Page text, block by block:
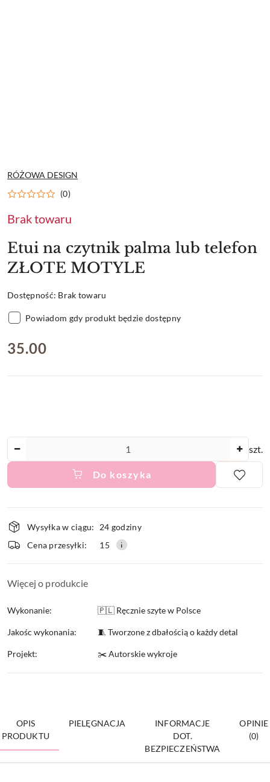
NAZWA
PRODUCENTA:
RÓŻOWA DESIGN
(0)
Brak towaru
Etui na czytnik palma lub telefon
ZŁOTE MOTYLE
Dostępność: Brak towaru
Powiadom gdy produkt będzie dostępny
cena:
35.00
szt.
Do koszyka
i
dostawa
Wysyłka w ciągu:
24 godziny
Cena przesyłki:
15
Więcej o produkcie
Wykonanie: 🇵🇱 Ręcznie szyte w Polsce
Jakośc wykonania: 🧵 Tworzone z dbałością o każdy detal
Projekt: ✂️ Autorskie wykroje
OPIS
PRODUKTU
PIELĘGNACJA
INFORMACJE
DOT.
BEZPIECZEŃSTWA
OPINIE
(0)